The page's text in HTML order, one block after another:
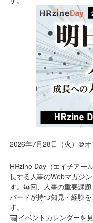
2026年7月28日（火）＠
HRzine Day（エイチアー
長する人事のWebマガジ
す。毎回、人事の重要課
パードが持つ知見・経験
す。
イベントカレンダーを